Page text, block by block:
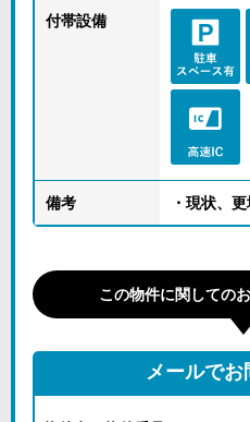
付帯設備
備考 ・現状、
この物件に関しての
メールでお